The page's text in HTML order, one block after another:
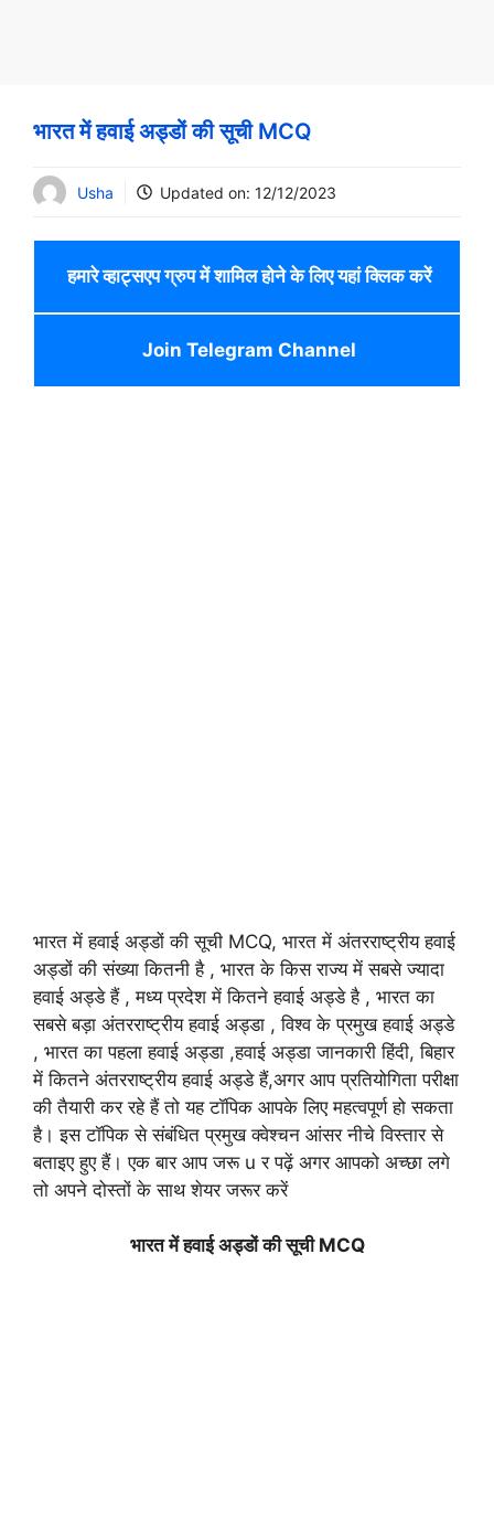
भारत में हवाई अड्डों की सूची MCQ
Usha Updated on: 12/12/2023
हमारे व्हाट्सएप ग्रुप में शामिल होने के लिए यहां क्लिक करें
Join Telegram Channel
भारत में हवाई अड्डों की सूची MCQ, भारत में अंतरराष्ट्रीय हवाई
अड्डों की संख्या कितनी है , भारत के किस राज्य में सबसे ज्यादा
हवाई अड्डे हैं , मध्य प्रदेश में कितने हवाई अड्डे है , भारत का
सबसे बड़ा अंतरराष्ट्रीय हवाई अड्डा , विश्व के प्रमुख हवाई अड्डे
, भारत का पहला हवाई अड्डा ,हवाई अड्डा जानकारी हिंदी, बिहार
में कितने अंतरराष्ट्रीय हवाई अड्डे हैं,अगर आप प्रतियोगिता परीक्षा
की तैयारी कर रहे हैं तो यह टॉपिक आपके लिए महत्वपूर्ण हो सकता
है। इस टॉपिक से संबंधित प्रमुख क्वेश्चन आंसर नीचे विस्तार से
बताइए हुए हैं। एक बार आप जरू u र पढ़ें अगर आपको अच्छा लगे
तो अपने दोस्तों के साथ शेयर जरूर करें
भारत में हवाई अड्डों की सूची MCQ